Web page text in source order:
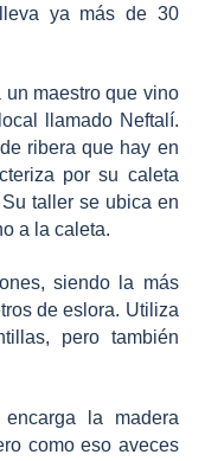
ya más de 30
maestro que vino
llamado Neftalí.
ribera que hay en
por su caleta
taller se ubica en
a la caleta.
siendo la más
de eslora. Utiliza
pero también
la madera
como eso aveces